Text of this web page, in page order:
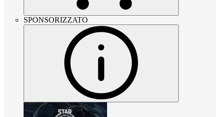
SPONSORIZZATO